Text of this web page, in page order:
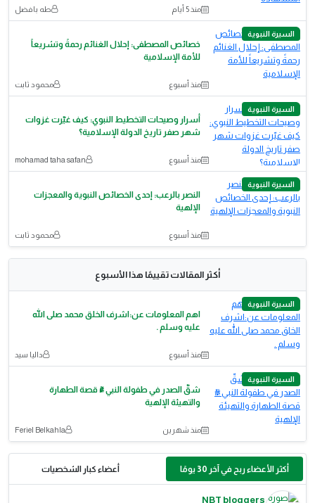
منذ 5 أيام طه بافضل
السيرة النبوية
خصائص المصطفى: إحلال الغنائم رحمةً وتشريعاً
للأمة الإسلامية
منذ أسبوع محمود ثابت
السيرة النبوية
أسرار وصيحات التخطيط النبوي: كيف غيّرت غزوات
شهر صفر تاريخ الدولة الإسلامية؟
منذ أسبوع mohamad taha safan
السيرة النبوية
النصر بالرعب: إحدى الخصائص النبوية والمعجزات
الإلهية
منذ أسبوع محمود ثابت
أكثر المقالات تقييمًا هذا الأسبوع
السيرة النبوية
اهم المعلومات عن:اشرف الخلق محمد صلى الله
عليه وسلم .
منذ أسبوع داليا سيد
السيرة النبوية
شقّ الصدر في طفولة النبي ﷺ قصة الطهارة
والتهيئة الإلهية
منذ شهرين Feriel Belkahla
أكثر الأعضاء ربح في آخر 30 يومًا أعضاء كبار الشخصيات
NBT bloggers